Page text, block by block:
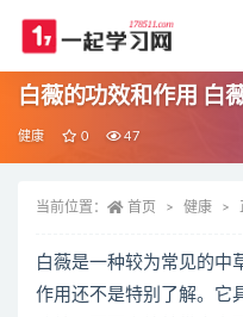
白薇的功效和作用 白
健康 0 47
当前位置： 首页 健康
白薇是一种较为常见的中
作用还不是特别了解。它